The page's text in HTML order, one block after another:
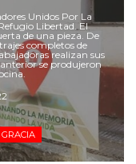
Unidos Por La
Libertad. El
de una pieza. De
completos de
realizan sus
se produjeron